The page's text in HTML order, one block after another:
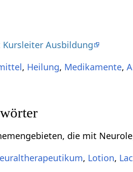
Ausbildung
, Heilung, Medikamente,
die mit
, Lotion,